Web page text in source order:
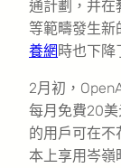
通計劃，并在
等範疇發生新
養網 時也下降
2月初，
每月免費20
的用戶可在不
本上享用岑嶺